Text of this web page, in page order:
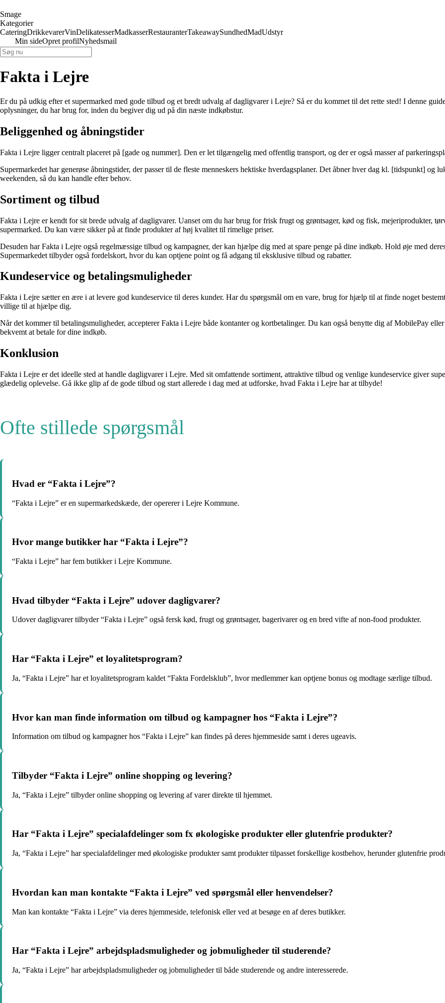
Smage
Kategorier
CateringDrikkevarerVinDelikatesserMadkasserRestauranterTakeawaySundhedMadUdstyr
Min sideOpret profilNyhedsmail
Fakta i Lejre
Er du på udkig efter et supermarked med gode tilbud og et bredt udvalg af dagligvarer i Lejre? Så er du kommet til det rette sted! I denne
oplysninger, du har brug for, inden du begiver dig ud på din næste indkøbstur.
Beliggenhed og åbningstider
Fakta i Lejre ligger centralt placeret på [gade og nummer]. Den er let tilgængelig med offentlig transport, og der er også masser af
Supermarkedet har generøse åbningstider, der passer til de fleste menneskers hektiske hverdagsplaner. Det åbner hver dag kl. [tidspunkt]
weekenden, så du kan handle efter behov.
Sortiment og tilbud
Fakta i Lejre er kendt for sit brede udvalg af dagligvarer. Uanset om du har brug for frisk frugt og grøntsager, kød og fisk, mejeriprodukter,
supermarked. Du kan være sikker på at finde produkter af høj kvalitet til rimelige priser.
Desuden har Fakta i Lejre også regelmæssige tilbud og kampagner, der kan hjælpe dig med at spare penge på dine indkøb. Hold øje med
Supermarkedet tilbyder også fordelskort, hvor du kan optjene point og få adgang til eksklusive tilbud og rabatter.
Kundeservice og betalingsmuligheder
Fakta i Lejre sætter en ære i at levere god kundeservice til deres kunder. Har du spørgsmål om en vare, brug for hjælp til at finde noget
villige til at hjælpe dig.
Når det kommer til betalingsmuligheder, accepterer Fakta i Lejre både kontanter og kortbetalinger. Du kan også benytte dig af MobilePay
bekvemt at betale for dine indkøb.
Konklusion
Fakta i Lejre er det ideelle sted at handle dagligvarer i Lejre. Med sit omfattende sortiment, attraktive tilbud og venlige kundeservice giver
glædelig oplevelse. Gå ikke glip af de gode tilbud og start allerede i dag med at udforske, hvad Fakta i Lejre har at tilbyde!
Ofte stillede spørgsmål
Hvad er “Fakta i Lejre”?
“Fakta i Lejre” er en supermarkedskæde, der opererer i Lejre Kommune.
Hvor mange butikker har “Fakta i Lejre”?
“Fakta i Lejre” har fem butikker i Lejre Kommune.
Hvad tilbyder “Fakta i Lejre” udover dagligvarer?
Udover dagligvarer tilbyder “Fakta i Lejre” også fersk kød, frugt og grøntsager, bagerivarer og en bred vifte af non-food produkter.
Har “Fakta i Lejre” et loyalitetsprogram?
Ja, “Fakta i Lejre” har et loyalitetsprogram kaldet “Fakta Fordelsklub”, hvor medlemmer kan optjene bonus og modtage særlige tilbud.
Hvor kan man finde information om tilbud og kampagner hos “Fakta i Lejre”?
Information om tilbud og kampagner hos “Fakta i Lejre” kan findes på deres hjemmeside samt i deres ugeavis.
Tilbyder “Fakta i Lejre” online shopping og levering?
Ja, “Fakta i Lejre” tilbyder online shopping og levering af varer direkte til hjemmet.
Har “Fakta i Lejre” specialafdelinger som fx økologiske produkter eller glutenfrie produkter?
Ja, “Fakta i Lejre” har specialafdelinger med økologiske produkter samt produkter tilpasset forskellige kostbehov, herunder glutenfrie
Hvordan kan man kontakte “Fakta i Lejre” ved spørgsmål eller henvendelser?
Man kan kontakte “Fakta i Lejre” via deres hjemmeside, telefonisk eller ved at besøge en af deres butikker.
Har “Fakta i Lejre” arbejdspladsmuligheder og jobmuligheder til studerende?
Ja, “Fakta i Lejre” har arbejdspladsmuligheder og jobmuligheder til både studerende og andre interesserede.